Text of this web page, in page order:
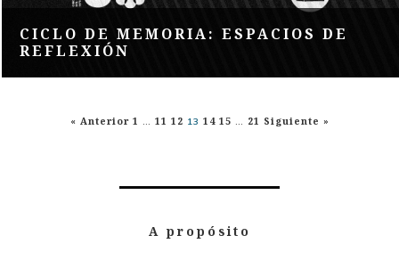
CICLO DE MEMORIA: ESPACIOS DE
REFLEXIÓN
« Anterior 1 … 11 12 13 14 15 … 21 Siguiente »
A propósito